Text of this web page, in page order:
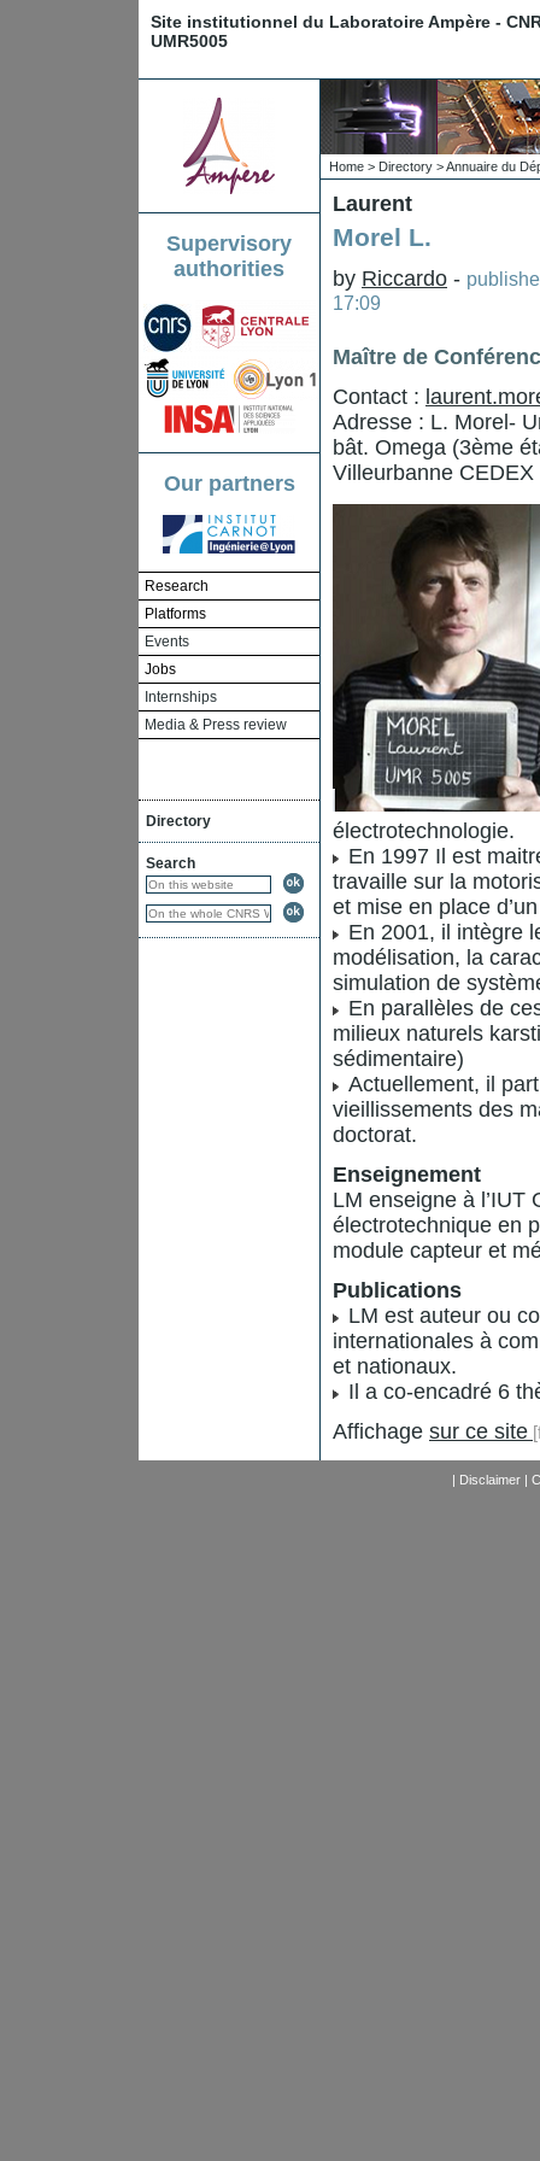
Site institutionnel du Laboratoire Ampère -
UMR5005
Supervisory
authorities
Our partners
Research
Platforms
Events
Jobs
Internships
Media & Press review
Directory
Search
Home > Directory >Annuaire du
Laurent
Morel L.
by Riccardo -
17:09
Maître de
Contact :
Adresse : L. Morel-
bât. Omega (3ème
Villeurbanne CEDEX
électrotechnologie.
En 1997 Il est
travaille sur la
et mise en place
En 2001, il intègre
modélisation, la
simulation de
En parallèles de
milieux naturels
sédimentaire)
Actuellement, il
vieillissements des
doctorat.
Enseignement
LM enseigne à l’IUT
électrotechnique en
module capteur et
Publications
LM est auteur ou
internationales à
et nationaux.
Il a co-encadré 6
Affichage sur ce site
| Disclaimer|